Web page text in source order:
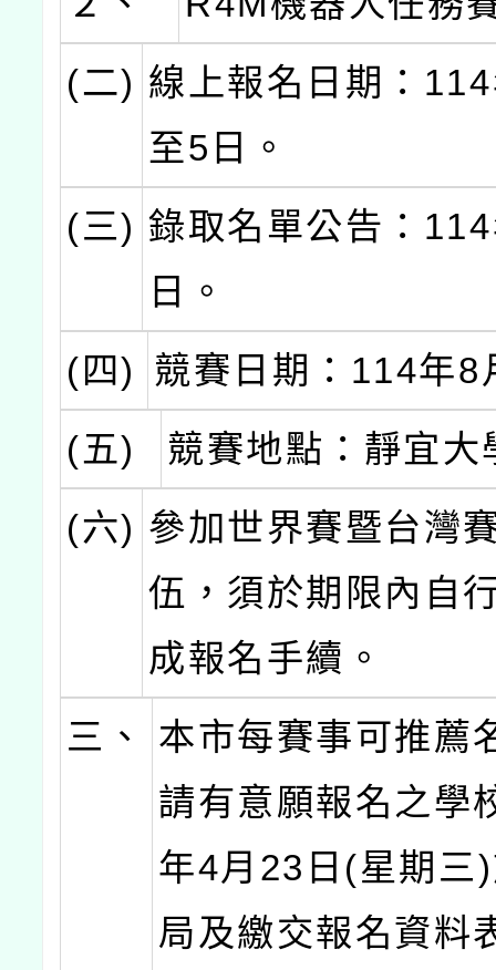
(二) 線上報名日期：
至5日。
(三) 錄取名單公告：
日。
(四)
競賽日期：114年8
(五)
競賽地點：靜宜大
(六) 參加世界賽暨台灣
伍，須於期限內自
成報名手續。
三、
本市每賽事可推薦
請有意願報名之學
年4月23日(星期三
局及繳交報名資料